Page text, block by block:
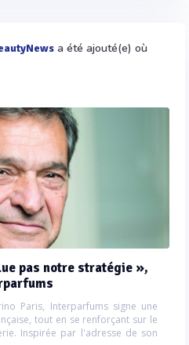
a été ajouté(e) où
pas notre stratégie »,
Paris, Interparfums signe une
tout en se renforçant sur le
Inspirée par l'adresse de son